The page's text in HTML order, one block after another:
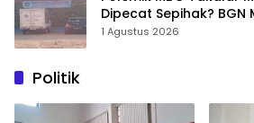
Dipecat Sepihak? BGN
1 Agustus 2026
Politik